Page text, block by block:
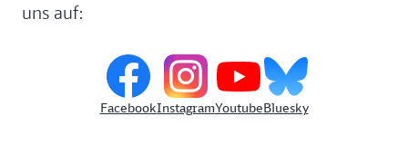
uns auf:
FacebookInstagramYoutubeBluesky